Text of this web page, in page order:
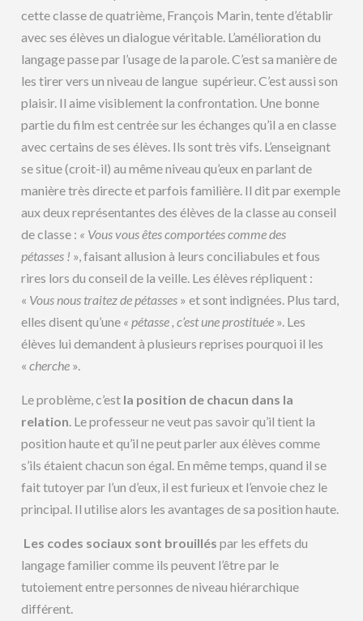
cette classe de quatrième, François Marin, tente d’établir
avec ses élèves un dialogue véritable. L’amélioration du
langage passe par l’usage de la parole. C’est sa manière de
les tirer vers un niveau de langue supérieur. C’est aussi son
plaisir. Il aime visiblement la confrontation. Une bonne
partie du film est centrée sur les échanges qu’il a en classe
avec certains de ses élèves. Ils sont très vifs. L’enseignant
se situe (croit-il) au même niveau qu’eux en parlant de
manière très directe et parfois familière. Il dit par exemple
aux deux représentantes des élèves de la classe au conseil
de classe : « Vous vous êtes comportées comme des
pétasses ! », faisant allusion à leurs conciliabules et fous
rires lors du conseil de la veille. Les élèves répliquent :
« Vous nous traitez de pétasses » et sont indignées. Plus tard,
elles disent qu’une « pétasse , c’est une prostituée ». Les
élèves lui demandent à plusieurs reprises pourquoi il les
«cherche ».
Le problème, c’est la position de chacun dans la
relation. Le professeur ne veut pas savoir qu’il tient la
position haute et qu’il ne peut parler aux élèves comme
s’ils étaient chacun son égal. En même temps, quand il se
fait tutoyer par l’un d’eux, il est furieux et l’envoie chez le
principal. Il utilise alors les avantages de sa position haute.
Les codes sociaux sont brouillés par les effets du
langage familier comme ils peuvent l’être par le
tutoiement entre personnes de niveau hiérarchique
différent.